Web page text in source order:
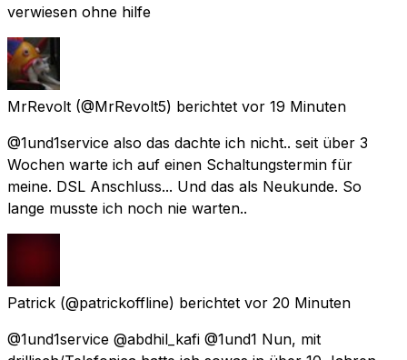
verwiesen ohne hilfe
MrRevolt (@MrRevolt5) berichtet vor 19 Minuten
@1und1service also das dachte ich nicht.. seit über 3
Wochen warte ich auf einen Schaltungstermin für
meine. DSL Anschluss... Und das als Neukunde. So
lange musste ich noch nie warten..
Patrick (@patrickoffline) berichtet vor 20 Minuten
@1und1service @abdhil_kafi @1und1 Nun, mit